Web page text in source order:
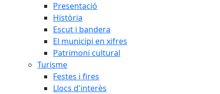
Presentació
Història
Escut i bandera
El municipi en xifres
Patrimoni cultural
Turisme
Festes i fires
Llocs d'interès